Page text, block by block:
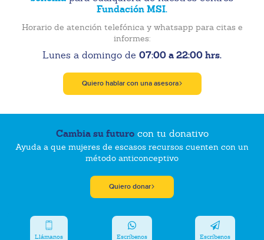
Fundación MSI.
Horario de atención telefónica y whatsapp para citas e
informes:
Lunes a domingo de 07:00 a 22:00 hrs.
Quiero hablar con una asesora
Cambia su futurocon tu donativo
Ayuda a que mujeres de escasos recursos cuenten con un
método anticonceptivo
Quiero donar
Llámanos Escríbenos Escríbenos